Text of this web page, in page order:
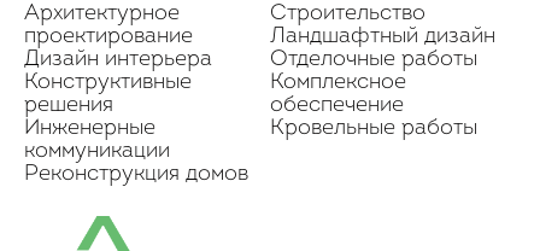
Архитектурное
проектирование
Дизайн интерьера
Конструктивные
решения
Инженерные
коммуникации
Реконструкция домов
Строительство
Ландшафтный дизайн
Отделочные работы
Комплексное
обеспечение
Кровельные работы